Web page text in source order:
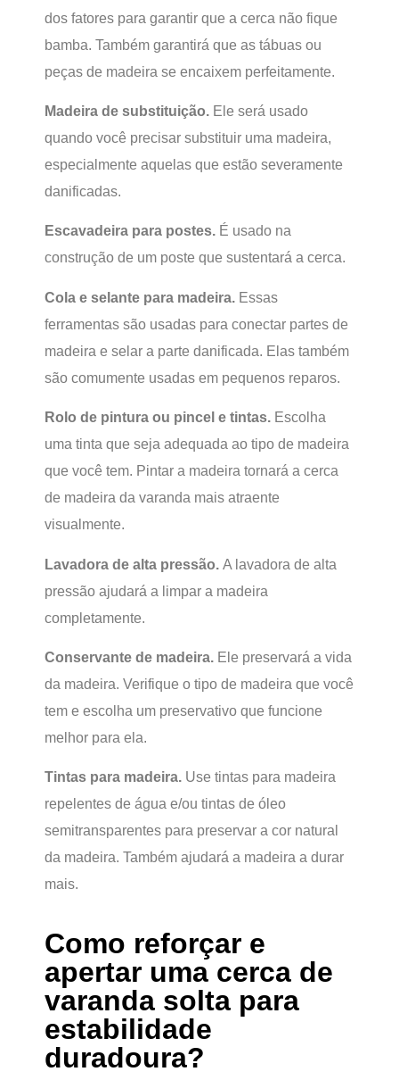
dos fatores para garantir que a cerca não fique
bamba. Também garantirá que as tábuas ou
peças de madeira se encaixem perfeitamente.
Madeira de substituição. Ele será usado
quando você precisar substituir uma madeira,
especialmente aquelas que estão severamente
danificadas.
Escavadeira para postes. É usado na
construção de um poste que sustentará a cerca.
Cola e selante para madeira. Essas
ferramentas são usadas para conectar partes de
madeira e selar a parte danificada. Elas também
são comumente usadas em pequenos reparos.
Rolo de pintura ou pincel e tintas. Escolha
uma tinta que seja adequada ao tipo de madeira
que você tem. Pintar a madeira tornará a cerca
de madeira da varanda mais atraente
visualmente.
Lavadora de alta pressão. A lavadora de alta
pressão ajudará a limpar a madeira
completamente.
Conservante de madeira. Ele preservará a vida
da madeira. Verifique o tipo de madeira que você
tem e escolha um preservativo que funcione
melhor para ela.
Tintas para madeira. Use tintas para madeira
repelentes de água e/ou tintas de óleo
semitransparentes para preservar a cor natural
da madeira. Também ajudará a madeira a durar
mais.
Como reforçar e
apertar uma cerca de
varanda solta para
estabilidade
duradoura?